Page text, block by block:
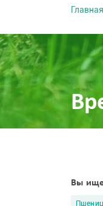
Главная
Вы